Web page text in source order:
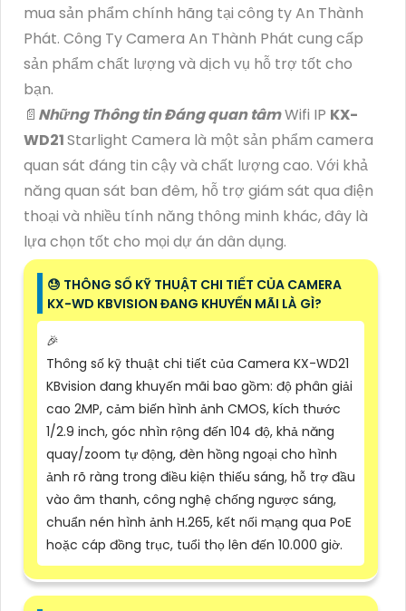
mua sản phẩm chính hãng tại công ty An Thành
Phát. Công Ty Camera An Thành Phát cung cấp
sản phẩm chất lượng và dịch vụ hỗ trợ tốt cho
bạn.
📄 Những Thông tin Đáng quan tâmWifi IP KX-
WD21Starlight Camera là một sản phẩm camera
quan sát đáng tin cậy và chất lượng cao. Với khả
năng quan sát ban đêm, hỗ trợ giám sát qua điện
thoại và nhiều tính năng thông minh khác, đây là
lựa chọn tốt cho mọi dự án dân dụng.
😓 THÔNG SỐ KỸ THUẬT CHI TIẾT CỦA CAMERA
KX-WD KBVISION ĐANG KHUYẾN MÃI LÀ GÌ?
️🎉
Thông số kỹ thuật chi tiết của Camera KX-WD21
KBvision đang khuyến mãi bao gồm: độ phân giải
cao 2MP, cảm biến hình ảnh CMOS, kích thước
1/2.9 inch, góc nhìn rộng đến 104 độ, khả năng
quay/zoom tự động, đèn hồng ngoại cho hình
ảnh rõ ràng trong điều kiện thiếu sáng, hỗ trợ đầu
vào âm thanh, công nghệ chống ngược sáng,
chuẩn nén hình ảnh H.265, kết nối mạng qua PoE
hoặc cáp đồng trục, tuổi thọ lên đến 10.000 giờ.